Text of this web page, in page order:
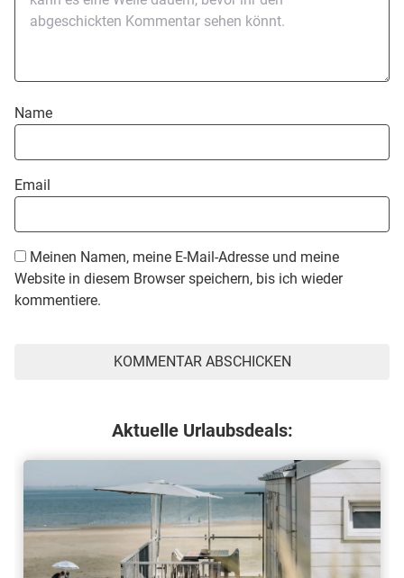
Name
Email
Meinen Namen, meine E-Mail-Adresse und meine
Website in diesem Browser speichern, bis ich wieder
kommentiere.
Aktuelle Urlaubsdeals: